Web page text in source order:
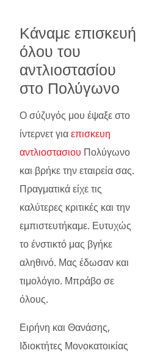
Κάναμε επισκευή
όλου του
αντλιοστασίου
στο Πολύγωνο
Ο σύζυγός μου έψαξε στο
ίντερνετ γιαεπισκευη
αντλιοστασιου Πολύγωνο
και βρήκε την εταιρεία σας.
Πραγματικά είχε τις
καλύτερες κριτικές και την
εμπιστευτήκαμε. Ευτυχώς
το ένστικτό μας βγήκε
αληθινό. Μας έδωσαν και
τιμολόγιο. Μπράβο σε
όλους.
Ειρήνη και Θανάσης,
Ιδιοκτήτες Μονοκατοικίας